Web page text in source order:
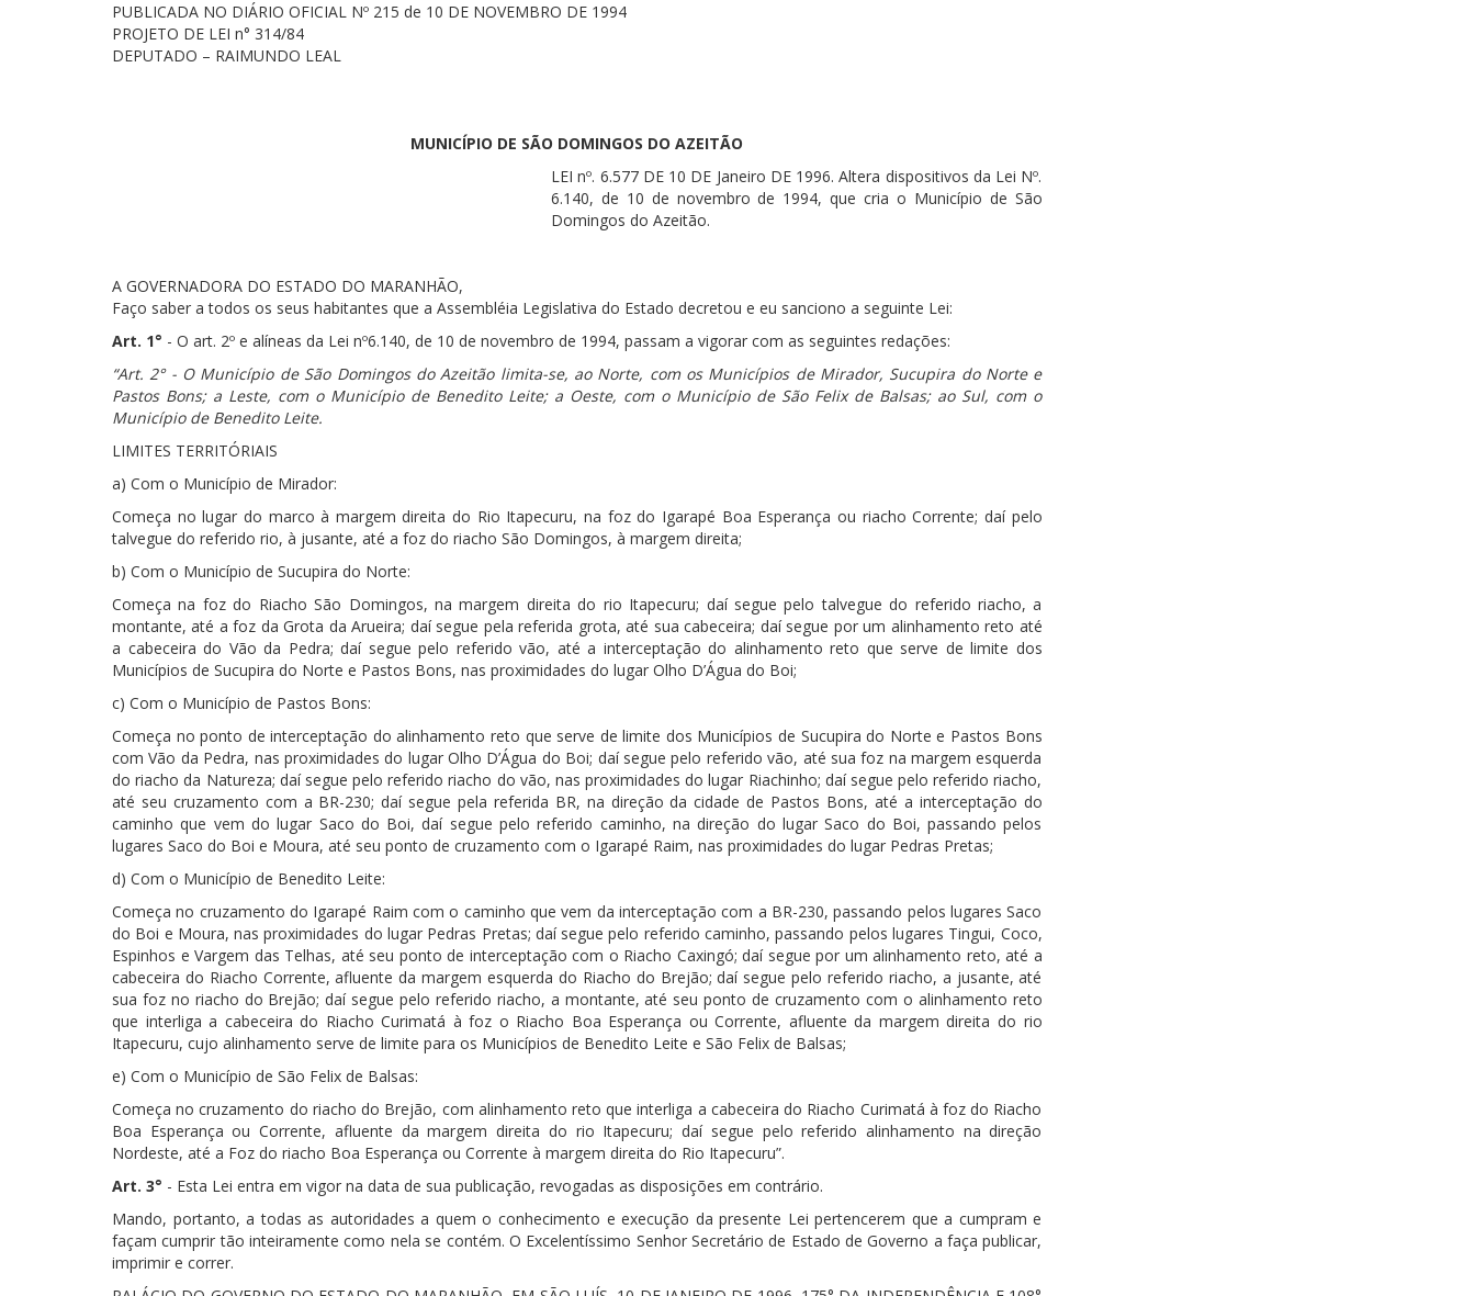
PUBLICADA NO DIÁRIO OFICIAL Nº 215 de 10 DE NOVEMBRO DE 1994
PROJETO DE LEI n° 314/84
DEPUTADO – RAIMUNDO LEAL
MUNICÍPIO DE SÃO DOMINGOS DO AZEITÃO
LEI nº. 6.577 DE 10 DE Janeiro DE 1996. Altera dispositivos da Lei Nº.
6.140, de 10 de novembro de 1994, que cria o Município de São
Domingos do Azeitão.
A GOVERNADORA DO ESTADO DO MARANHÃO,
Faço saber a todos os seus habitantes que a Assembléia Legislativa do Estado decretou e eu sanciono a seguinte Lei:
Art. 1° - O art. 2º e alíneas da Lei nº6.140, de 10 de novembro de 1994, passam a vigorar com as seguintes redações:
“Art. 2° - O Município de São Domingos do Azeitão limita-se, ao Norte, com os Municípios de Mirador, Sucupira do Norte e
Pastos Bons; a Leste, com o Município de Benedito Leite; a Oeste, com o Município de São Felix de Balsas; ao Sul, com o
Município de Benedito Leite.
LIMITES TERRITÓRIAIS
a) Com o Município de Mirador:
Começa no lugar do marco à margem direita do Rio Itapecuru, na foz do Igarapé Boa Esperança ou riacho Corrente; daí pelo
talvegue do referido rio, à jusante, até a foz do riacho São Domingos, à margem direita;
b) Com o Município de Sucupira do Norte:
Começa na foz do Riacho São Domingos, na margem direita do rio Itapecuru; daí segue pelo talvegue do referido riacho, a
montante, até a foz da Grota da Arueira; daí segue pela referida grota, até sua cabeceira; daí segue por um alinhamento reto até
a cabeceira do Vão da Pedra; daí segue pelo referido vão, até a interceptação do alinhamento reto que serve de limite dos
Municípios de Sucupira do Norte e Pastos Bons, nas proximidades do lugar Olho D’Água do Boi;
c) Com o Município de Pastos Bons:
Começa no ponto de interceptação do alinhamento reto que serve de limite dos Municípios de Sucupira do Norte e Pastos Bons
com Vão da Pedra, nas proximidades do lugar Olho D’Água do Boi; daí segue pelo referido vão, até sua foz na margem esquerda
do riacho da Natureza; daí segue pelo referido riacho do vão, nas proximidades do lugar Riachinho; daí segue pelo referido riacho,
até seu cruzamento com a BR-230; daí segue pela referida BR, na direção da cidade de Pastos Bons, até a interceptação do
caminho que vem do lugar Saco do Boi, daí segue pelo referido caminho, na direção do lugar Saco do Boi, passando pelos
lugares Saco do Boi e Moura, até seu ponto de cruzamento com o Igarapé Raim, nas proximidades do lugar Pedras Pretas;
d) Com o Município de Benedito Leite:
Começa no cruzamento do Igarapé Raim com o caminho que vem da interceptação com a BR-230, passando pelos lugares Saco
do Boi e Moura, nas proximidades do lugar Pedras Pretas; daí segue pelo referido caminho, passando pelos lugares Tingui, Coco,
Espinhos e Vargem das Telhas, até seu ponto de interceptação com o Riacho Caxingó; daí segue por um alinhamento reto, até a
cabeceira do Riacho Corrente, afluente da margem esquerda do Riacho do Brejão; daí segue pelo referido riacho, a jusante, até
sua foz no riacho do Brejão; daí segue pelo referido riacho, a montante, até seu ponto de cruzamento com o alinhamento reto
que interliga a cabeceira do Riacho Curimatá à foz o Riacho Boa Esperança ou Corrente, afluente da margem direita do rio
Itapecuru, cujo alinhamento serve de limite para os Municípios de Benedito Leite e São Felix de Balsas;
e) Com o Município de São Felix de Balsas:
Começa no cruzamento do riacho do Brejão, com alinhamento reto que interliga a cabeceira do Riacho Curimatá à foz do Riacho
Boa Esperança ou Corrente, afluente da margem direita do rio Itapecuru; daí segue pelo referido alinhamento na direção
Nordeste, até a Foz do riacho Boa Esperança ou Corrente à margem direita do Rio Itapecuru”.
Art. 3° - Esta Lei entra em vigor na data de sua publicação, revogadas as disposições em contrário.
Mando, portanto, a todas as autoridades a quem o conhecimento e execução da presente Lei pertencerem que a cumpram e
façam cumprir tão inteiramente como nela se contém. O Excelentíssimo Senhor Secretário de Estado de Governo a faça publicar,
imprimir e correr.